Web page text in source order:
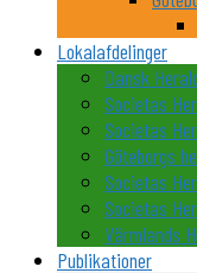
Lokalafdelinger
Dansk
Societas
Societas
Göteborgs
Societas
Societas
Värmlands
Publikationer